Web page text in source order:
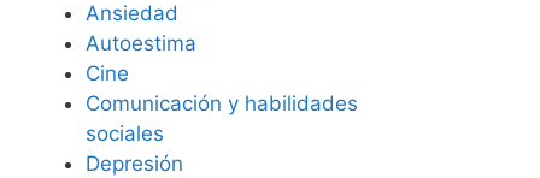
Ansiedad
Autoestima
Cine
Comunicación y habilidades
sociales
Depresión